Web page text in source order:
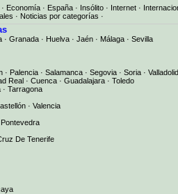
· Economía · España · Insólito · Internet ·
· Noticias por categorías ·
· Granada · Huelva · Jaén · Málaga · Sevilla
· Palencia · Salamanca · Segovia · Soria · Valladolid
Real · Cuenca · Guadalajara · Toledo
· Tarragona
· Valencia
Pontevedra
De Tenerife